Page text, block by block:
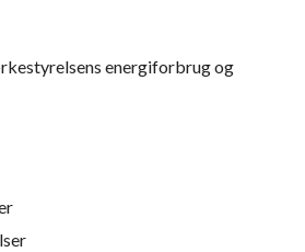
energiforbrug og